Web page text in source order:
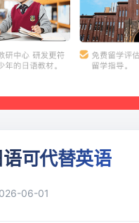
可代替英语
06-01